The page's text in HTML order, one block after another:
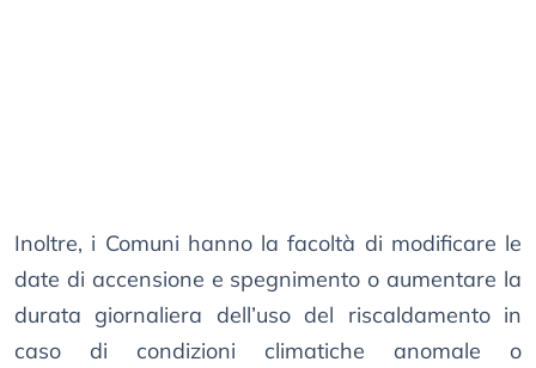
Inoltre, i Comuni hanno la facoltà di modificare le
date di accensione e spegnimento o aumentare la
durata giornaliera dell’uso del riscaldamento in
caso di condizioni climatiche anomale o